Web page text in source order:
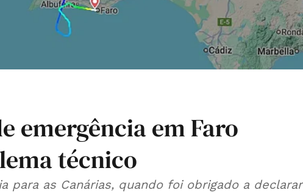
emergência em Faro
técnico
para as Canárias, quando foi obrigado a declarar